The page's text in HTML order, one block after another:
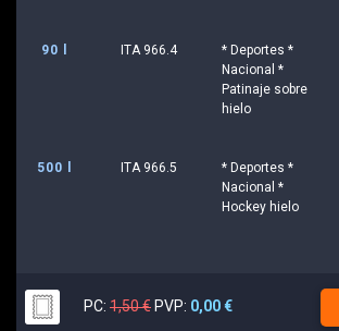
90 l
ITA 966.4
* Deportes *
Nacional *
Patinaje sobre
hielo
500 l
ITA 966.5
* Deportes *
Nacional *
Hockey hielo
PC: 1,50 € PVP: 0,00 €